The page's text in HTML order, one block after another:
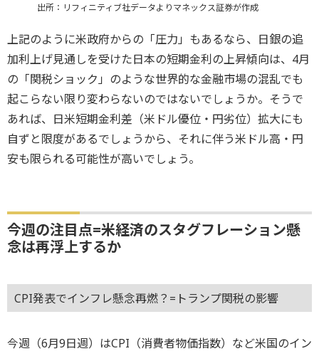
出所：リフィニティブ社データよりマネックス証券が作成
上記のように米政府からの「圧力」もあるなら、日銀の追
加利上げ見通しを受けた日本の短期金利の上昇傾向は、4月
の「関税ショック」のような世界的な金融市場の混乱でも
起こらない限り変わらないのではないでしょうか。そうで
あれば、日米短期金利差（米ドル優位・円劣位）拡大にも
自ずと限度があるでしょうから、それに伴う米ドル高・円
安も限られる可能性が高いでしょう。
今週の注目点=米経済のスタグフレーション懸
念は再浮上するか
CPI発表でインフレ懸念再燃？=トランプ関税の影響
今週（6月9日週）はCPI（消費者物価指数）など米国のイン